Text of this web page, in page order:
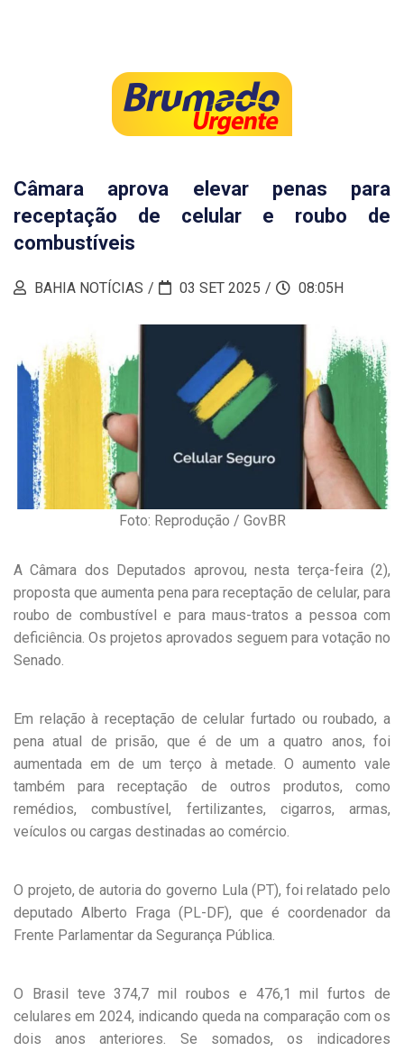
Câmara aprova elevar penas para
receptação de celular e roubo de
combustíveis
BAHIA NOTÍCIAS 03 SET 2025 08:05H
Foto: Reprodução / GovBR
A Câmara dos Deputados aprovou, nesta terça-feira (2),
proposta que aumenta pena para receptação de celular, para
roubo de combustível e para maus-tratos a pessoa com
deficiência. Os projetos aprovados seguem para votação no
Senado.
Em relação à receptação de celular furtado ou roubado, a
pena atual de prisão, que é de um a quatro anos, foi
aumentada em de um terço à metade. O aumento vale
também para receptação de outros produtos, como
remédios, combustível, fertilizantes, cigarros, armas,
veículos ou cargas destinadas ao comércio.
O projeto, de autoria do governo Lula (PT), foi relatado pelo
deputado Alberto Fraga (PL-DF), que é coordenador da
Frente Parlamentar da Segurança Pública.
O Brasil teve 374,7 mil roubos e 476,1 mil furtos de
celulares em 2024, indicando queda na comparação com os
dois anos anteriores. Se somados, os indicadores